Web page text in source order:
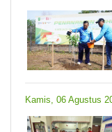
Kamis, 06 Agustus